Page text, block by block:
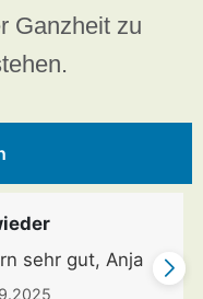
Ganzheit zu
sehr gut, Anja